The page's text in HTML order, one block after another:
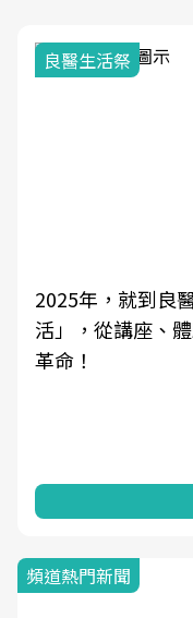
我與健康韌性
良醫健康網從
學觀點與日
知，進而引導
頻道熱門新聞